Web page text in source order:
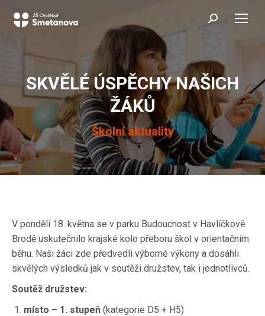
Search:
SKVĚLÉ ÚSPĚCHY NAŠICH
ŽÁKŮ
Školní aktuality
You are here:
V pondělí 18. května se v parku Budoucnost v Havlíčkově
Brodě uskutečnilo krajské kolo přeboru škol v orientačním
běhu. Naši žáci zde předvedli výborné výkony a dosáhli
skvělých výsledků jak v soutěži družstev, tak i jednotlivců.
Soutěž družstev:
místo – 1. stupeň (kategorie D5 + H5)